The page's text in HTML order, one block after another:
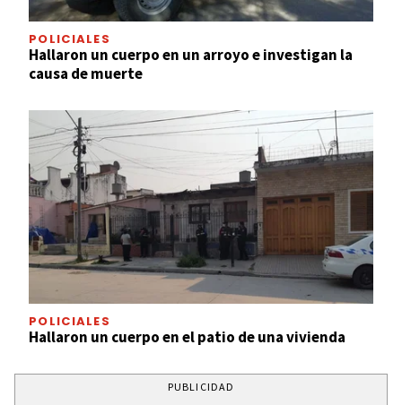
POLICIALES
Hallaron un cuerpo en un arroyo e investigan la
causa de muerte
POLICIALES
Hallaron un cuerpo en el patio de una vivienda
PUBLICIDAD